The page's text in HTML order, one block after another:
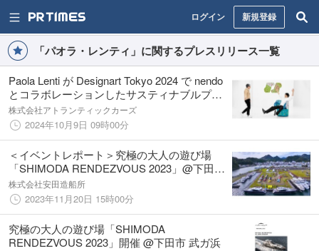
ログイン 新規登録
「パオラ・レンティ」に関するプレスリリース一覧
Paola Lenti が Designart Tokyo 2024 で nendo
とコラボレーションしたサスティナブルプロ
ジェクト「 Hana-arashi 花嵐 」展を開催
株式会社アトランティックカーズ
2024年10月9日 09時00分
＜イベントレポート＞究極の大人の遊び場
「SHIMODA RENDEZVOUS 2023」@下田市
武ガ浜
株式会社安田造船所
2023年11月20日 15時00分
究極の大人の遊び場「SHIMODA
RENDEZVOUS 2023」開催 @下田市 武ガ浜